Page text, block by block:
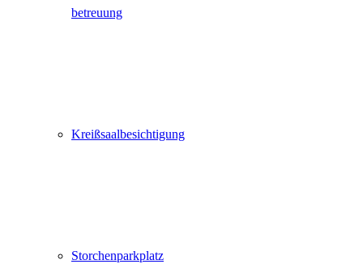
betreuung
Kreißsaalbesichtigung
Storchenparkplatz